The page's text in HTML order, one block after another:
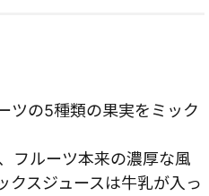
ツの5種類の果実をミック
フルーツ本来の濃厚な風
クスジュースは牛乳が入っ